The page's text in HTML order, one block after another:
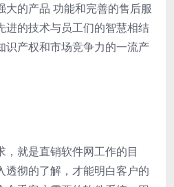
大的产品 功能和完善的售后服
进的技术与员工们的智慧相结
识产权和市场竞争力的一流产
就是直销软件网工作的目
透彻的了解，才能明白客户的